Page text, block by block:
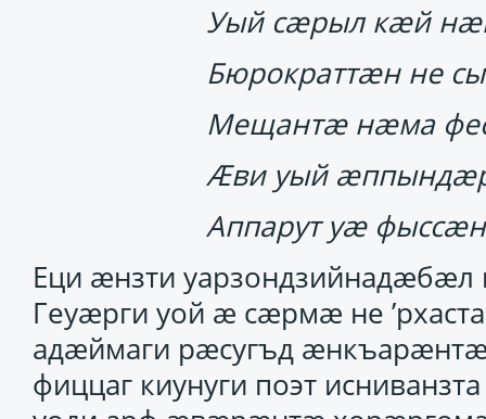
Уый сӕрыл кӕй
Бюрократтӕн не
Мещантӕ нӕма
Ӕви уый
Аппарут уӕ
Еци ӕнзти уарзондзийнадӕбӕл
Геуӕрги уой ӕ сӕрмӕ не
адӕймаги рӕсугъд
фиццаг киунуги поэт